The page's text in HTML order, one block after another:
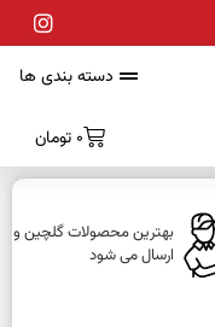
دسته بندی ها
0 تومان
بهترین محصولات گلچین و
ارسال می شود